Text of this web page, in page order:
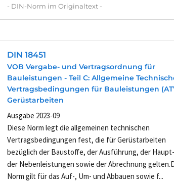
- DIN-Norm im Originaltext -
DIN 18451
VOB Vergabe- und Vertragsordnung für
Bauleistungen - Teil C: Allgemeine
Vertragsbedingungen für Bauleistungen
Gerüstarbeiten
Ausgabe 2023-09
Diese Norm legt die allgemeinen technischen
Vertragsbedingungen fest, die für Gerüstarbeiten
bezüglich der Baustoffe, der Ausführung, der
der Nebenleistungen sowie der Abrechnung
Norm gilt für das Auf-, Um- und Abbauen sowie f...